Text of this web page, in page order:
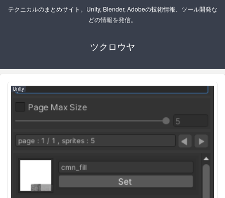
テクニカルのまとめサイト。Unity, Blender, Adobeの技術情報、ツール開発な
どの情報を発信。
ツクロウヤ
Unity